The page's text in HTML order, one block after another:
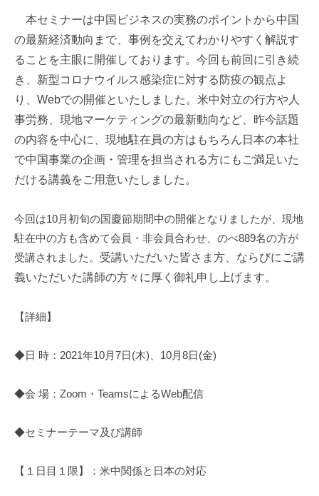
本セミナーは中国ビジネスの実務のポイントから中国
の最新経済動向まで、事例を交えてわかりやすく解説す
ることを主眼に開催しております。今回も前回に引き続
き、新型コロナウイルス感染症に対する防疫の観点よ
り、Webでの開催といたしました。米中対立の行方や人
事労務、現地マーケティングの最新動向など、昨今話題
の内容を中心に、現地駐在員の方はもちろん日本の本社
で中国事業の企画・管理を担当される方にもご満足いた
だける講義をご用意いたしました。
今回は10月初旬の国慶節期間中の開催となりましたが、現地
駐在中の方も含めて会員・非会員合わせ、のべ889名の方が
受講されました。 受講いただいた皆さま方、ならびにご講
義いただいた講師の方々に厚く御礼申し上げます。
【詳細】
◆日 時：2021年10月7日(木)、10月8日(金)
◆会 場：Zoom・TeamsによるWeb配信
◆セミナーテーマ及び講師
【１日目１限】：米中関係と日本の対応